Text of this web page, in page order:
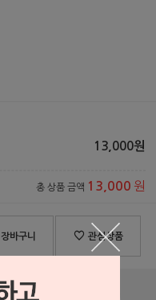
13,000원
총 상품 금액 13,000 원
장바구니 관심상품